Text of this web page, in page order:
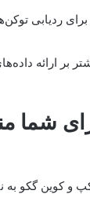
ارائه
شما
و کوین گکو به